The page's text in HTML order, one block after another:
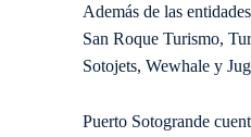
Además de las
San Roque Turismo,
Sotojets, Wewhale y
Puerto Sotogrande